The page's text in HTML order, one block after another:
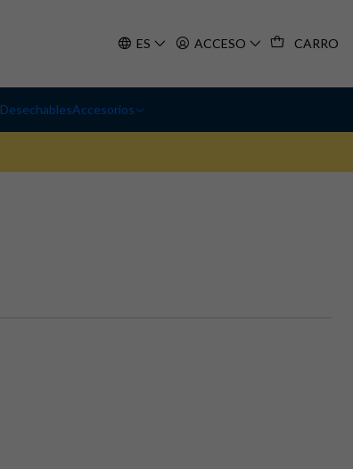
ES ACCESO CARRO
DesechablesAccesorios